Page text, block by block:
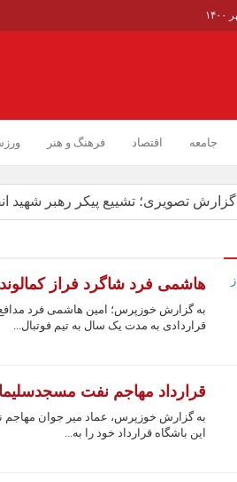
جامعه اقتصاد فرهنگ و هنر
گزارش تصویری؛ تشییع پیکر رهبر شهید
وقتی دشمنان هم به ویژگی‌های منحصر
دکتر رضا حسین‌زاده ترکالکی به عنوان
جزئیاتی از یادداشت تفاهم ایران و آمریکا ...
نمایشگاه صنایع دستی از امروز در
بزرگ‌ترین تشییع جنازه تاریخ بشریت،
هاشمی فرد شاگرد فراز
به گزارش خوزپرس؛ امین هاشمی فرد
قراردادی به مدت یک سال به تيم فوتبال...
قرارداد مهاجم نفت
به گزارش خوزپرس، عماد میر جوان
این باشگاه قرارداد خود را به...